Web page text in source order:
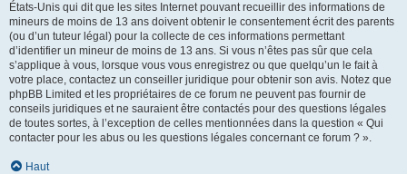
États-Unis qui dit que les sites Internet pouvant recueillir des informations de
mineurs de moins de 13 ans doivent obtenir le consentement écrit des parents
(ou d’un tuteur légal) pour la collecte de ces informations permettant
d’identifier un mineur de moins de 13 ans. Si vous n’êtes pas sûr que cela
s’applique à vous, lorsque vous vous enregistrez ou que quelqu’un le fait à
votre place, contactez un conseiller juridique pour obtenir son avis. Notez que
phpBB Limited et les propriétaires de ce forum ne peuvent pas fournir de
conseils juridiques et ne sauraient être contactés pour des questions légales
de toutes sortes, à l’exception de celles mentionnées dans la question « Qui
contacter pour les abus ou les questions légales concernant ce forum ? ».
Haut